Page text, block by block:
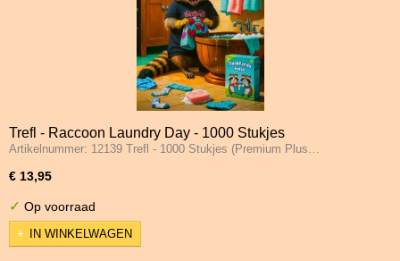
Trefl - Raccoon Laundry Day - 1000 Stukjes
Artikelnummer: 12139 Trefl - 1000 Stukjes (Premium Plus…
€ 13,95
✓ Op voorraad
IN WINKELWAGEN